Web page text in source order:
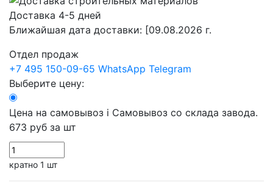
Доставка 4-5 дней
Ближайшая дата доставки: [09.08.2026 г.
Отдел продаж
+7 495 150-09-65 WhatsApp Telegram
Выберите цену:
Цена на самовывоз i Самовывоз со склада завода.
673 руб за шт
кратно 1 шт